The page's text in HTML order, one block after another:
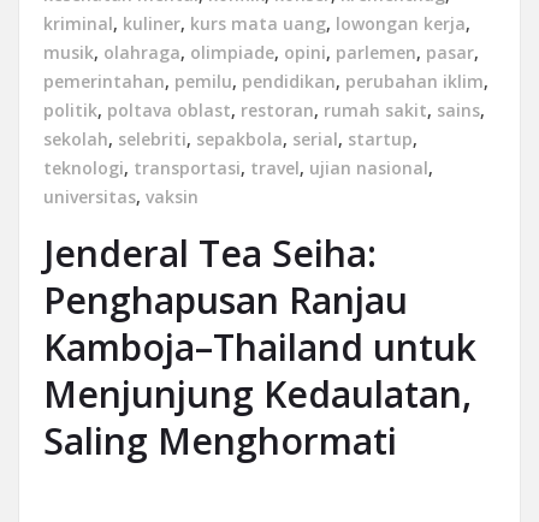
kriminal, kuliner, kurs mata uang, lowongan kerja,
musik, olahraga, olimpiade, opini, parlemen, pasar,
pemerintahan, pemilu, pendidikan, perubahan iklim,
politik, poltava oblast, restoran, rumah sakit, sains,
sekolah, selebriti, sepakbola, serial, startup,
teknologi, transportasi, travel, ujian nasional,
universitas, vaksin
Jenderal Tea Seiha:
Penghapusan Ranjau
Kamboja–Thailand untuk
Menjunjung Kedaulatan,
Saling Menghormati